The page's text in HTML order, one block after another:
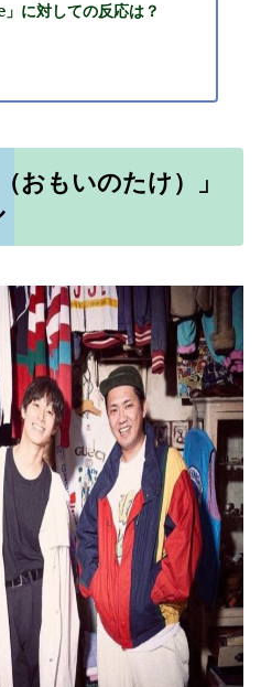
に対しての反応は？
おもいのたけ）」